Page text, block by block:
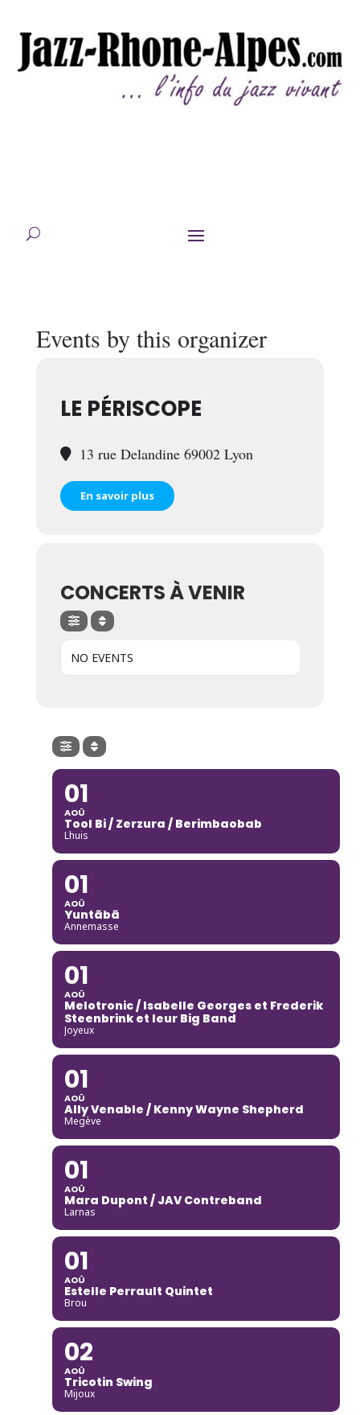
Events by this organizer
LE PÉRISCOPE
13 rue Delandine 69002 Lyon
En savoir plus
CONCERTS À VENIR
NO EVENTS
01
AOÛ
Tool Bi / Zerzura / Berimbaobab
Lhuis
01
AOÛ
Yuntãbã
Annemasse
01
AOÛ
Melotronic / Isabelle Georges et Frederik
Steenbrink et leur Big Band
Joyeux
01
AOÛ
Ally Venable / Kenny Wayne Shepherd
Megève
01
AOÛ
Mara Dupont / JAV Contreband
Larnas
01
AOÛ
Estelle Perrault Quintet
Brou
02
AOÛ
Tricotin Swing
Mijoux